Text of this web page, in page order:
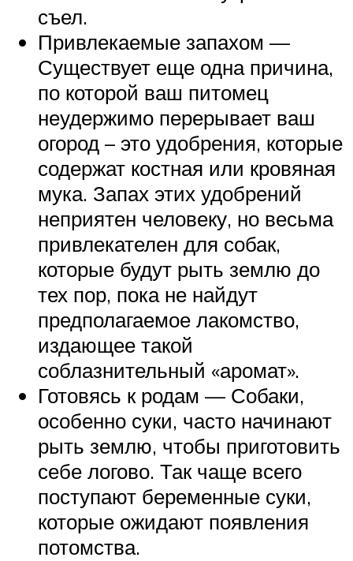
съел.
Привлекаемые запахом —
Существует еще одна причина,
по которой ваш питомец
неудержимо перерывает ваш
огород – это удобрения, которые
содержат костная или кровяная
мука. Запах этих удобрений
неприятен человеку, но весьма
привлекателен для собак,
которые будут рыть землю до
тех пор, пока не найдут
предполагаемое лакомство,
издающее такой
соблазнительный «аромат».
Готовясь к родам — Собаки,
особенно суки, часто начинают
рыть землю, чтобы приготовить
себе логово. Так чаще всего
поступают беременные суки,
которые ожидают появления
потомства.